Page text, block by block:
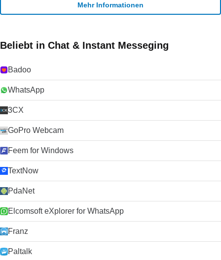
Mehr Informationen
Beliebt in Chat & Instant Messeging
Badoo
WhatsApp
3CX
GoPro Webcam
Feem for Windows
TextNow
PdaNet
Elcomsoft eXplorer for WhatsApp
Franz
Paltalk